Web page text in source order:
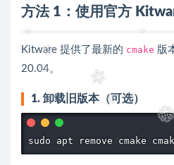
方法 1：使用官方
Kitware 提供了最新的 cmake 版
20.04。
1. 卸载旧版本（可选）
sudo apt remove cmake